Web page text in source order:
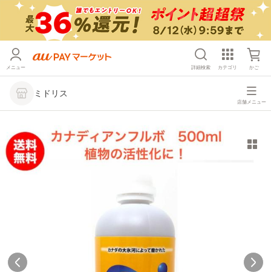
メニュー 詳細検索 カテゴリ かご
ミドリス
店舗メニュー